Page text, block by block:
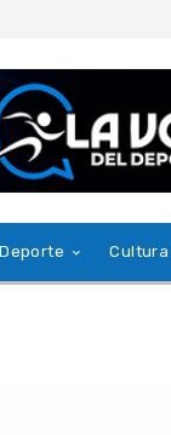
Deporte Cultura